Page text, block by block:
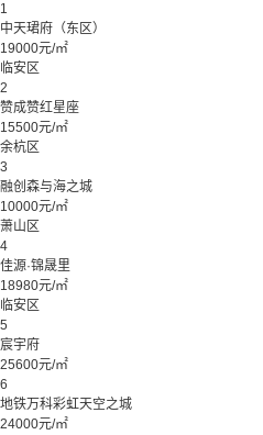
1
中天珺府（东区）
19000元/㎡
临安区
2
赞成赞红星座
15500元/㎡
余杭区
3
融创森与海之城
10000元/㎡
萧山区
4
佳源·锦晟里
18980元/㎡
临安区
5
宸宇府
25600元/㎡
6
地铁万科彩虹天空之城
24000元/㎡